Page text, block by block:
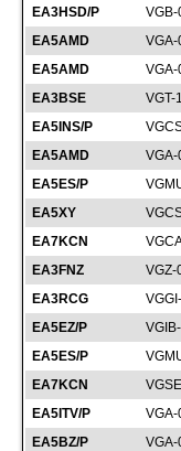
EA3HSD/P
EA5AMD
EA5AMD
EA3BSE
VGT-
EA5INS/P
EA5AMD
EA5ES/P
EA5XY
EA7KCN
EA3FNZ
VGZ-
EA3RCG
EA5EZ/P
EA5ES/P
EA7KCN
EA5ITV/P
EA5BZ/P